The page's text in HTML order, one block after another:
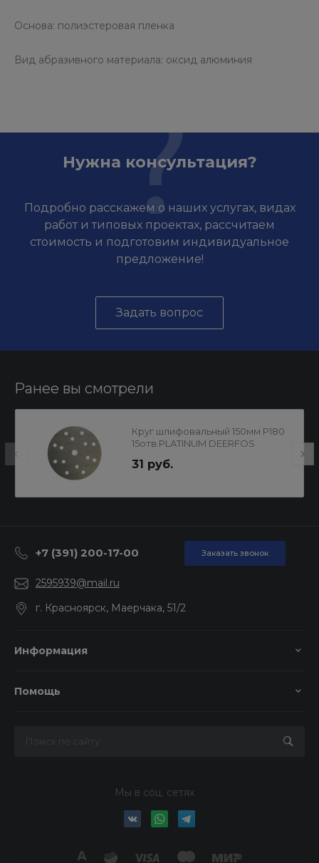
Основа: полиэстеровая пленка
Вид абразивного материала: оксид алюминия
Нужна консультация?
Подробно расскажем о наших услугах, видах
работ и типовых проектах, рассчитаем
стоимость и подготовим индивидуальное
предложение!
Задать вопрос
Ранее вы смотрели
Круг шлифовальный 150мм Р180
15отв.PLATINUM DEERFOS
31 руб.
+7 (391) 200-17-00 Заказать звонок
2595939@mail.ru
г. Красноярск, Маерчака, 51/2
Информация
Помощь
Мы в соц. сетях